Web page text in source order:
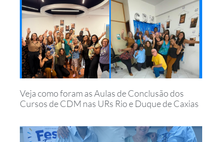
Veja como foram as Aulas de Conclusão dos
Cursos de CDM nas URs Rio e Duque de Caxias